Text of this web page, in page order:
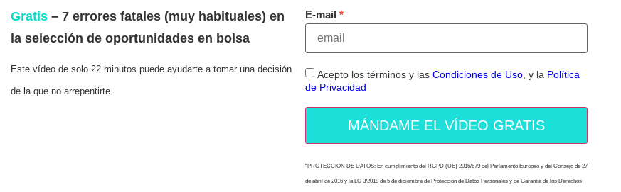
Gratis– 7 errores fatales (muy habituales) en
la selección de oportunidades en bolsa
Este vídeo de solo 22 minutos puede ayudarte a tomar una decisión
de la que no arrepentirte.
E-mail
Acepto los términos y las Condiciones de Uso, y la Política
de Privacidad
MÁNDAME EL VÍDEO GRATIS
“PROTECCION DE DATOS: En cumplimiento del RGPD (UE) 2016/679 del Parlamento Europeo y del Consejo de 27
de abril de 2016 y la LO 3/2018 de 5 de diciembre de Protección de Datos Personales y de Garantía de los Derechos